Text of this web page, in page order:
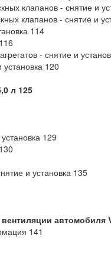
клапанов - снятие и
клапанов - снятие и
114
- снятие и
120
л 125
129
и установка 135
автомобиля
141